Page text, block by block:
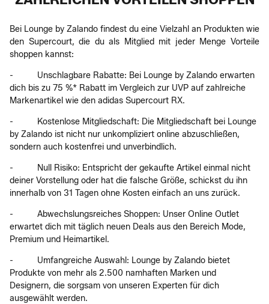
Bei Lounge by Zalando findest du eine Vielzahl an Produkten wie
den Supercourt, die du als Mitglied mit jeder Menge Vorteile
shoppen kannst:
- Unschlagbare Rabatte: Bei Lounge by Zalando erwarten
dich bis zu 75 %* Rabatt im Vergleich zur UVP auf zahlreiche
Markenartikel wie den adidas Supercourt RX.
- Kostenlose Mitgliedschaft: Die Mitgliedschaft bei Lounge
by Zalando ist nicht nur unkompliziert online abzuschließen,
sondern auch kostenfrei und unverbindlich.
- Null Risiko: Entspricht der gekaufte Artikel einmal nicht
deiner Vorstellung oder hat die falsche Größe, schickst du ihn
innerhalb von 31 Tagen ohne Kosten einfach an uns zurück.
- Abwechslungsreiches Shoppen: Unser Online Outlet
erwartet dich mit täglich neuen Deals aus den Bereich Mode,
Premium und Heimartikel.
- Umfangreiche Auswahl: Lounge by Zalando bietet
Produkte von mehr als 2.500 namhaften Marken und
Designern, die sorgsam von unseren Experten für dich
ausgewählt werden.